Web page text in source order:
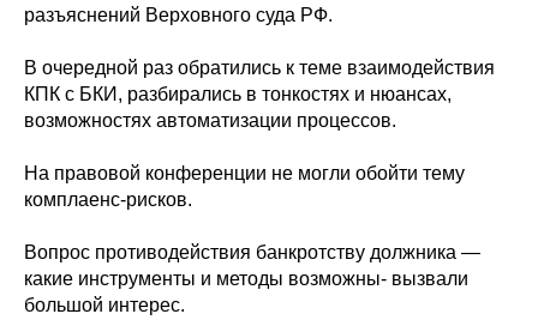
разъяснений Верховного суда РФ.
В очередной раз обратились к теме взаимодействия
КПК с БКИ, разбирались в тонкостях и нюансах,
возможностях автоматизации процессов.
На правовой конференции не могли обойти тему
комплаенс-рисков.
Вопрос противодействия банкротству должника —
какие инструменты и методы возможны- вызвали
большой интерес.